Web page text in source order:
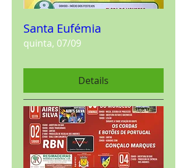
Santa Eufémia
quinta, 07/09
Details